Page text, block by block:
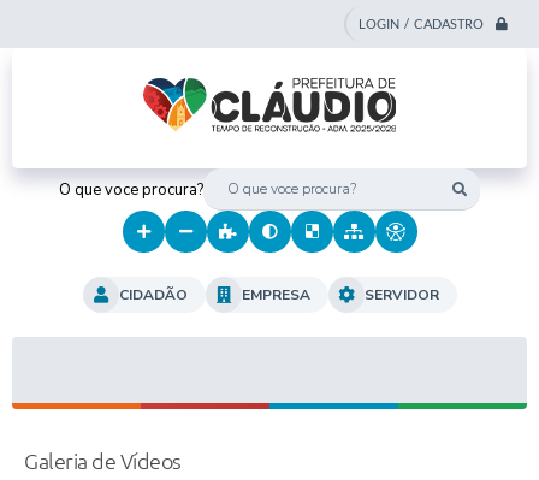
LOGIN / CADASTRO
O que voce procura?
CIDADÃO EMPRESA SERVIDOR
Galeria de Vídeos